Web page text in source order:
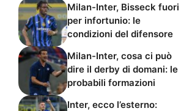
Milan-Inter, Bisseck fuori
per infortunio: le
condizioni del difensore
Milan-Inter, cosa ci può
dire il derby di domani: le
probabili formazioni
Inter, ecco l’esterno: